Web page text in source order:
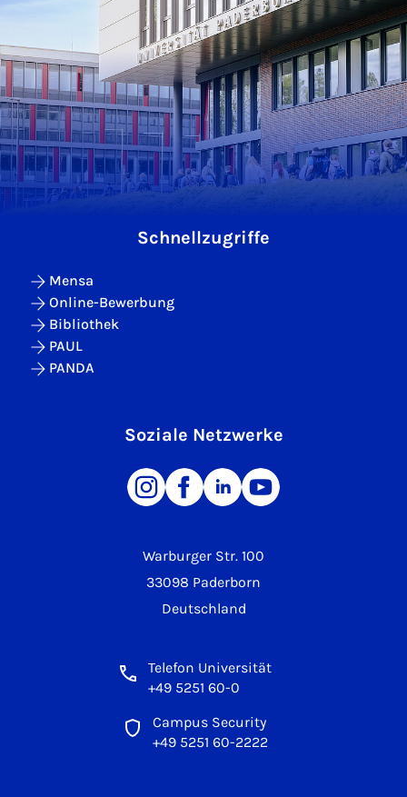
Warburger Str. 100
33098 Paderborn
Deutschland
Telefon Universität
+49 5251 60-0
Campus Security
+49 5251 60-2222
Schnellzugriffe
Mensa
Online-Bewerbung
Bibliothek
PAUL
PANDA
Soziale Netzwerke